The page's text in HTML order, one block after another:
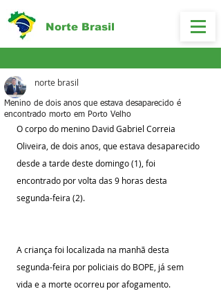
Norte Brasil
Menino de dois anos que estava desaparecido é
encontrado morto em Porto Velho
norte brasil
O corpo do menino David Gabriel Correia
Oliveira, de dois anos, que estava desaparecido
desde a tarde deste domingo (1), foi
encontrado por volta das 9 horas desta
segunda-feira (2).
A criança foi localizada na manhã desta
segunda-feira por policiais do BOPE, já sem
vida e a morte ocorreu por afogamento.